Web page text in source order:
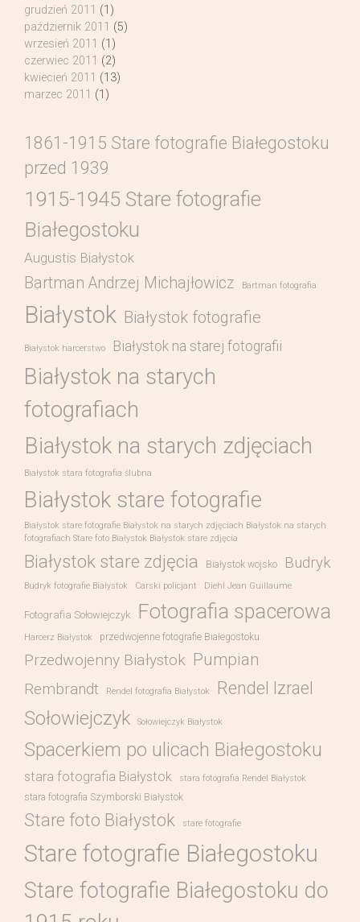
grudzień 2011 (1)
październik 2011 (5)
wrzesień 2011 (1)
czerwiec 2011 (2)
kwiecień 2011 (13)
marzec 2011 (1)
1861-1915 Stare fotografie Białegostoku
przed 1939
1915-1945 Stare fotografie
Białegostoku
Augustis Białystok
Bartman Andrzej Michajłowicz Bartman fotografia
Białystok Białystok fotografie
Białystok harcerstwo Białystok na starej fotografii
Białystok na starych
fotografiach
Białystok na starych zdjęciach
Białystok stara fotografia ślubna
Białystok stare fotografie
Białystok stare fotografie Białystok na starych zdjęciach Białystok na starych
fotografiach Stare foto Białystok Białystok stare zdjęcia
Białystok stare zdjęcia Białystok wojsko Budryk
Budryk fotografie Białystok Carski policjant Diehl Jean Guillaume
Fotografia Sołowiejczyk Fotografia spacerowa
Harcerz Białystok przedwojenne fotografie Białegostoku
Przedwojenny Białystok Pumpian
Rembrandt Rendel fotografia Bialystok Rendel Izrael
Sołowiejczyk Sołowiejczyk Białystok
Spacerkiem po ulicach Białegostoku
stara fotografia Białystok stara fotografia Rendel Białystok
stara fotografia Szymborski Białystok
Stare foto Białystok stare fotografie
Stare fotografie Białegostoku
Stare fotografie Białegostoku do